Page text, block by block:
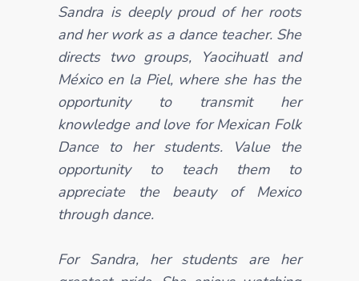
Sandra is deeply proud of her roots
and her work as a dance teacher. She
directs two groups, Yaocihuatl and
México en la Piel, where she has the
opportunity to transmit her
knowledge and love for Mexican Folk
Dance to her students. Value the
opportunity to teach them to
appreciate the beauty of Mexico
through dance.
For Sandra, her students are her